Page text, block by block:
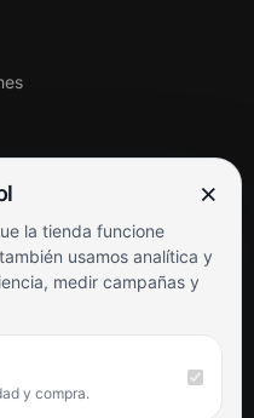
×
la tienda funcione
usamos analítica y
medir campañas y
y compra.